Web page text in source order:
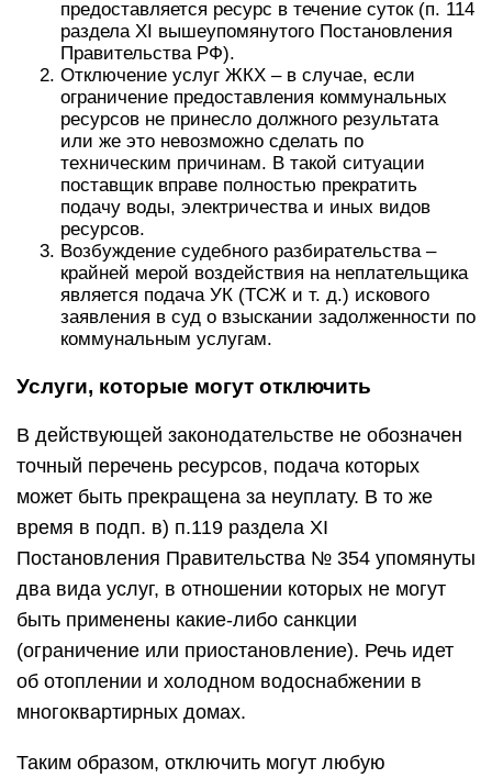
предоставляется ресурс в течение суток (п. 114
раздела XI вышеупомянутого Постановления
Правительства РФ).
Отключение услуг ЖКХ – в случае, если
ограничение предоставления коммунальных
ресурсов не принесло должного результата
или же это невозможно сделать по
техническим причинам. В такой ситуации
поставщик вправе полностью прекратить
подачу воды, электричества и иных видов
ресурсов.
Возбуждение судебного разбирательства –
крайней мерой воздействия на неплательщика
является подача УК (ТСЖ и т. д.) искового
заявления в суд о взыскании задолженности по
коммунальным услугам.
Услуги, которые могут отключить
В действующей законодательстве не обозначен
точный перечень ресурсов, подача которых
может быть прекращена за неуплату. В то же
время в подп. в) п.119 раздела XI
Постановления Правительства № 354 упомянуты
два вида услуг, в отношении которых не могут
быть применены какие-либо санкции
(ограничение или приостановление). Речь идет
об отоплении и холодном водоснабжении в
многоквартирных домах.
Таким образом, отключить могут любую